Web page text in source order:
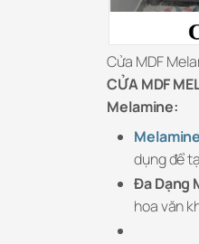
Cửa MDF
CỬA MDF
Melamine:
Melamine
dụng để
Đa Dạng
hoa văn